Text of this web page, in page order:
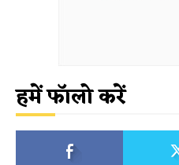
हमें फॉलो करें